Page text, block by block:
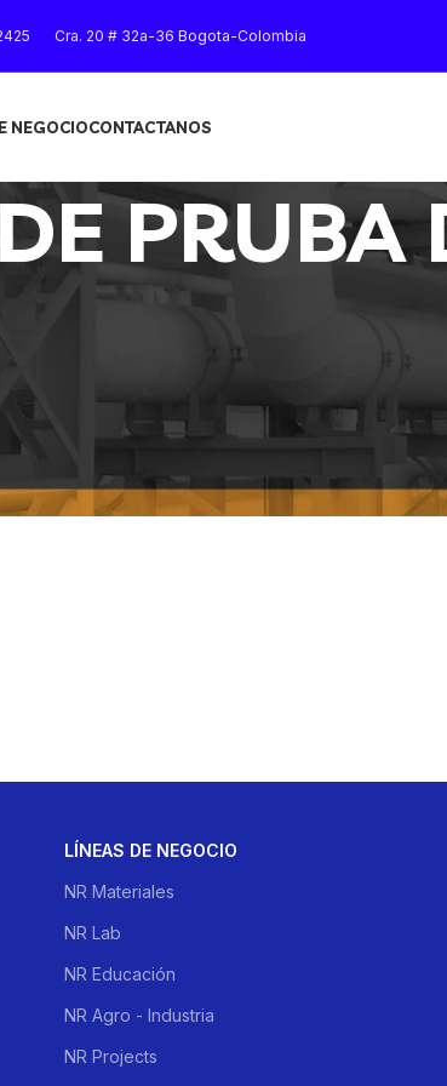
Cra. 20 # 32a-36 Bogota-Colombia
NEGOCIOCONTACTANOS
PRUBA
LÍNEAS DE NEGOCIO
NR Materiales
NR Lab
NR Educación
NR Agro - Industria
NR Projects